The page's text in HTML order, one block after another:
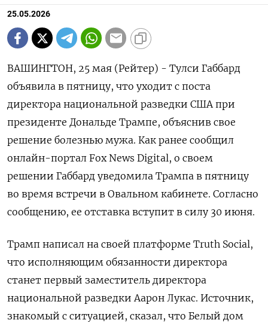
25.05.2026
ВАШИНГТОН, 25 мая (Рейтер) - Тулси Габбард
объявила в пятницу, что уходит с поста
‌директора национальной разведки США при
президенте Дональде Трампе, объяснив свое
решение болезнью мужа. Как ранее ​сообщил ​
онлайн-портал ​Fox News Digital, ⁠о своем
решении Габбард ‌уведомила Трампа в ‌пятницу
во время встречи в Овальном кабинете. ​Согласно
сообщению, ее отставка ‌вступит в силу 30 июня.
Трамп написал ​на своей платформе Truth Social,
‌что исполняющим обязанности директора
станет первый заместитель директора
национальной разведки Аарон ​Лукас. Источник,
знакомый ​с ‌ситуацией, сказал, что Белый дом ​